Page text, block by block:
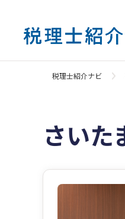
税理士紹介ナビ
さいた